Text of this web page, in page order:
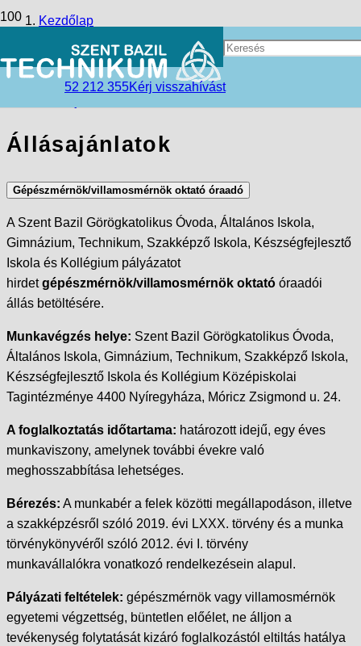
52 212 355Kérj visszahívást
Kezdőlap
Szerezz szakmát Nyíregyházán!
Állásajánlatok
Gépészmérnök/villamosmérnök oktató óraadó
A Szent Bazil Görögkatolikus Óvoda, Általános Iskola,
Gimnázium, Technikum, Szakképző Iskola, Készségfejlesztő
Iskola és Kollégium pályázatot
hirdetgépészmérnök/villamosmérnök oktató óraadói
állás betöltésére.
Munkavégzés helye: Szent Bazil Görögkatolikus Óvoda,
Általános Iskola, Gimnázium, Technikum, Szakképző Iskola,
Készségfejlesztő Iskola és Kollégium Középiskolai
Tagintézménye 4400 Nyíregyháza, Móricz Zsigmond u. 24.
A foglalkoztatás időtartama: határozott idejű, egy éves
munkaviszony, amelynek további évekre való
meghosszabbítása lehetséges.
Bérezés: A munkabér a felek közötti megállapodáson, illetve
a szakképzésről szóló 2019. évi LXXX. törvény és a munka
törvénykönyvéről szóló 2012. évi I. törvény
munkavállalókra vonatkozó rendelkezésein alapul.
Pályázati feltételek: gépészmérnök vagy villamosmérnök
egyetemi végzettség, büntetlen előélet, ne álljon a
tevékenység folytatását kizáró foglalkozástól eltiltás hatálya